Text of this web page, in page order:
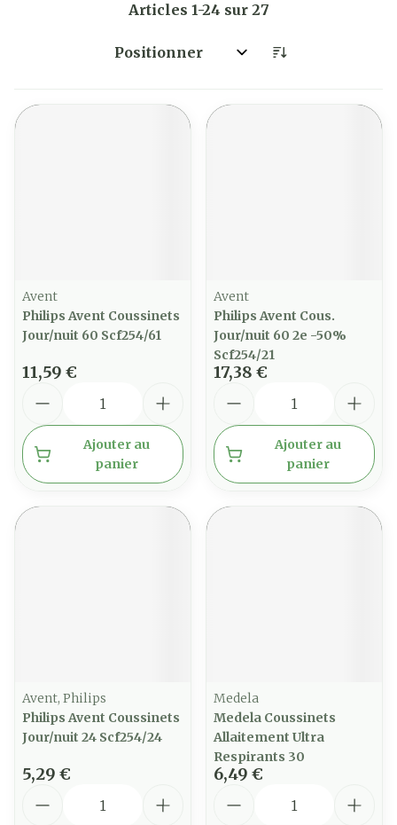
Articles 1-24 sur 27
Trier par:
Avent
Philips Avent Coussinets
Jour/nuit 60 Scf254/61
11,59 €
Ajouter au
panier
Avent
Philips Avent Cous.
Jour/nuit 60 2e -50%
Scf254/21
17,38 €
Ajouter au
panier
Avent, Philips
Philips Avent Coussinets
Jour/nuit 24 Scf254/24
5,29 €
Medela
Medela Coussinets
Allaitement Ultra
Respirants 30
6,49 €